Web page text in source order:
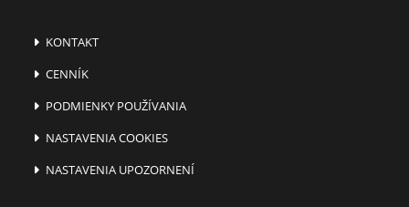
KONTAKT
CENNÍK
PODMIENKY POUŽÍVANIA
NASTAVENIA COOKIES
NASTAVENIA UPOZORNENÍ